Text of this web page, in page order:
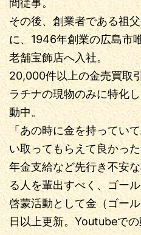
間従事。
その後、創業者である祖
に、1946年創業の広島市
老舗宝飾店へ入社。
20,000件以上の金売買取
ラチナの現物のみに特化
動中。
「あの時に金を持ってい
い取ってもらえて良かっ
年金支給など先行き不安
る人を輩出すべく、ゴー
啓蒙活動として金（ゴー
日以上更新。Youtubeでの